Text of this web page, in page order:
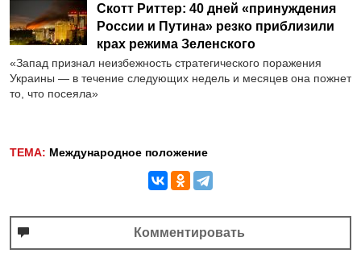
Скотт Риттер: 40 дней «принуждения
России и Путина» резко приблизили
крах режима Зеленского
«Запад признал неизбежность стратегического поражения
Украины — в течение следующих недель и месяцев она пожнет
то, что посеяла»
ТЕМА: Международное положение
Комментировать